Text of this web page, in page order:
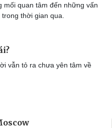
mối quan tâm đến những vấn
thời gian qua.
vẫn tỏ ra chưa yên tâm về